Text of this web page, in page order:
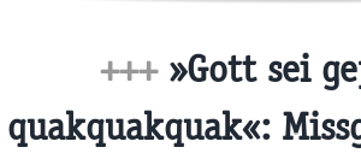
+++»Gott sei
quakquakquak«: